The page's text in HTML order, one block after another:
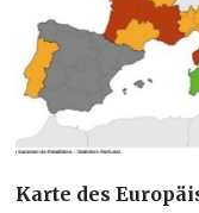
Karte des